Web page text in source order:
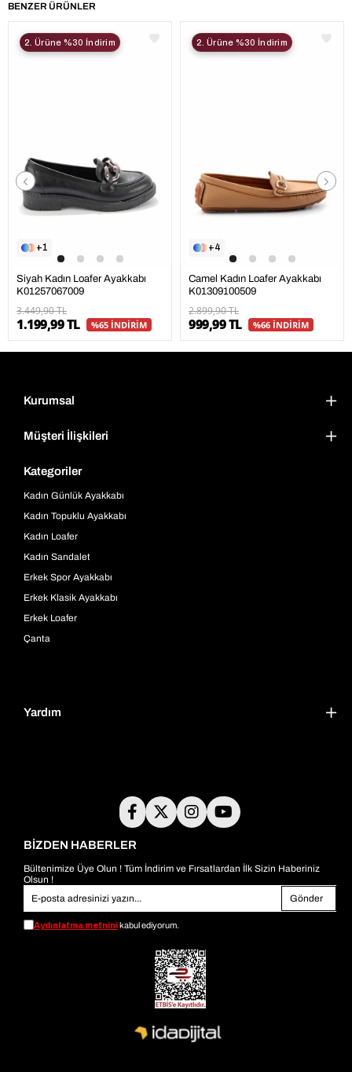
BENZER ÜRÜNLER
1
Siyah Kadın Loafer Ayakkabı
K01257067009
3.449,90 TL
1.199,99 TL %65 İNDİRİM
2. Ürüne %30 İndirim
4
Camel Kadın Loafer Ayakkabı
K01309100509
2.899,90 TL
999,99 TL %66 İNDİRİM
2. Ürüne %30 İndirim
Kurumsal
Müşteri İlişkileri
Kategoriler
Kadın Günlük Ayakkabı
Kadın Topuklu Ayakkabı
Kadın Loafer
Kadın Sandalet
Erkek Spor Ayakkabı
Erkek Klasik Ayakkabı
Erkek Loafer
Çanta
Yardım
BİZDEN HABERLER
Bültenimize Üye Olun ! Tüm İndirim ve Fırsatlardan İlk Sizin Haberiniz
Olsun !
Gönder
Aydınlatma metninikabul ediyorum.